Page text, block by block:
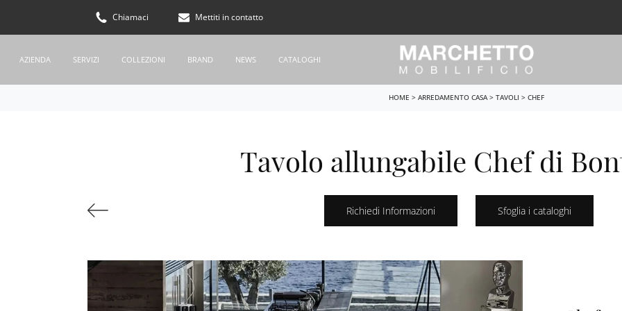
Chiamaci Mettiti in contatto
AZIENDA SERVIZI COLLEZIONI BRAND NEWS CATALOGHI
HOME > ARREDAMENTO CASA> TAVOLI > CHEF
Tavolo allungabile Chef di
Richiedi Informazioni Sfoglia i cataloghi